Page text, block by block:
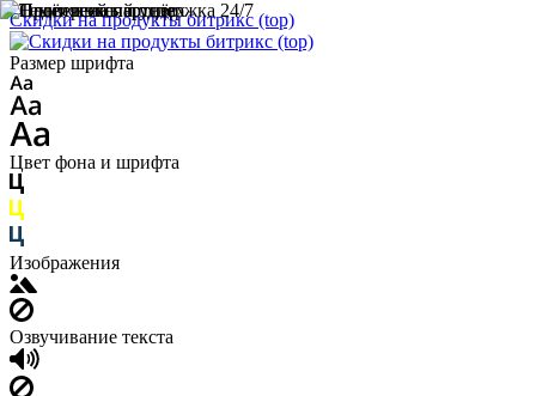
Скидки на продукты битрикс (top)
Размер шрифта
Цвет фона и шрифта
Изображения
Озвучивание текста